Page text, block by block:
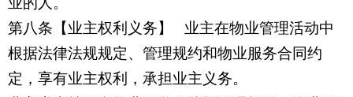
第八条【业主权利义务】 业主在物业管理活动中
根据法律法规规定、管理规约和物业服务合同约
定，享有业主权利，承担业主义务。